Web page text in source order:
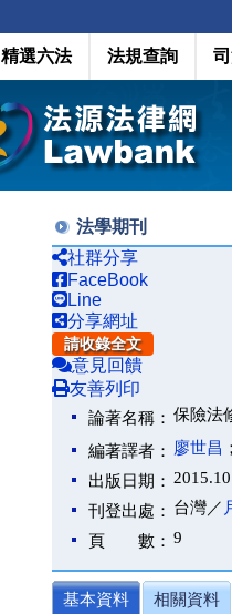
精選六法 法規查詢
法學期刊
社群分享
FaceBook
Line
分享網址
請收錄全文
意見回饋
友善列印
論著名稱： 保險法
編著譯者： 廖世昌 ；
出版日期：
刊登出處： 台灣／
頁 數： 9
基本資料 相關資料